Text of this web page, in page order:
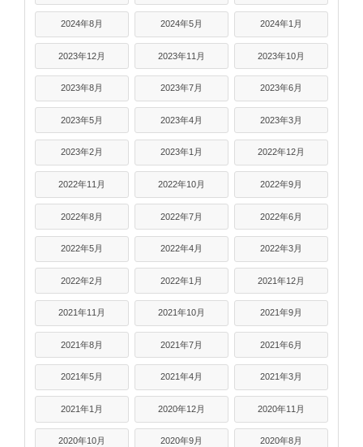
2024年8月 2024年5月 2024年1月
2023年12月 2023年11月 2023年10月
2023年8月 2023年7月 2023年6月
2023年5月 2023年4月 2023年3月
2023年2月 2023年1月 2022年12月
2022年11月 2022年10月 2022年9月
2022年8月 2022年7月 2022年6月
2022年5月 2022年4月 2022年3月
2022年2月 2022年1月 2021年12月
2021年11月 2021年10月 2021年9月
2021年8月 2021年7月 2021年6月
2021年5月 2021年4月 2021年3月
2021年1月 2020年12月 2020年11月
2020年10月 2020年9月 2020年8月